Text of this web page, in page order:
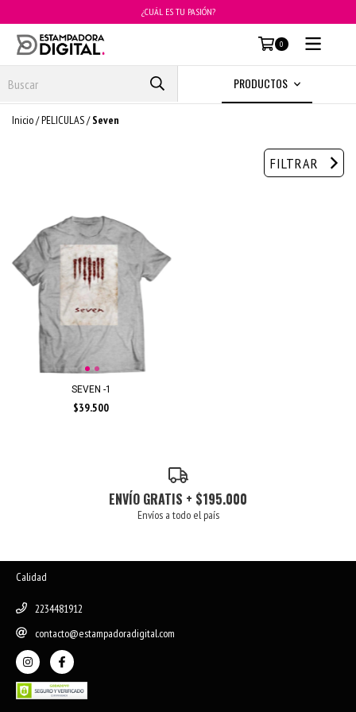
¿CUÁL ES TU PASIÓN?
0
PRODUCTOS
Inicio/PELICULAS/ Seven
FILTRAR
SEVEN -1
$39.500
ENVÍO GRATIS + $195.000
Envíos a todo el país
Calidad
2234481912
contacto@estampadoradigital.com